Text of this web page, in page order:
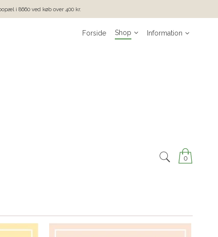
i 8660 ved køb over 400 kr.
Forside Shop Information
0